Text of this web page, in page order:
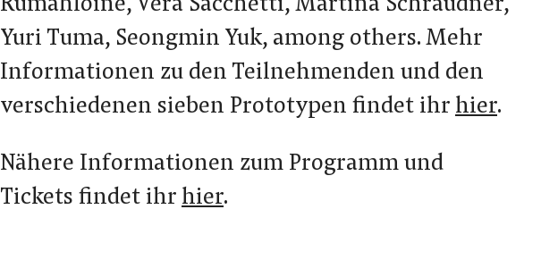
Rumahloine, Vera Sacchetti, Martina Schraudner,
Yuri Tuma, Seongmin Yuk, among others. Mehr
Informationen zu den Teilnehmenden und den
verschiedenen sieben Prototypen findet ihr hier.
Nähere Informationen zum Programm und
Tickets findet ihr hier.